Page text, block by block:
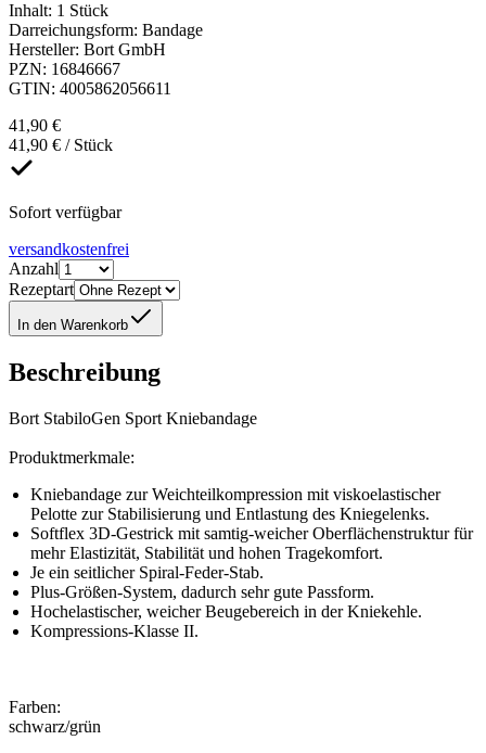
Inhalt: 1 Stück
Darreichungsform: Bandage
Hersteller: Bort GmbH
PZN: 16846667
GTIN: 4005862056611
41,90 €
41,90 € / Stück
Sofort verfügbar
versandkostenfrei
Anzahl
Rezeptart
In den Warenkorb
Beschreibung
Bort StabiloGen Sport Kniebandage
Produktmerkmale:
Kniebandage zur Weichteilkompression mit viskoelastischer
Pelotte zur Stabilisierung und Entlastung des Kniegelenks.
Softflex 3D-Gestrick mit samtig-weicher Oberflächenstruktur für
mehr Elastizität, Stabilität und hohen Tragekomfort.
Je ein seitlicher Spiral-Feder-Stab.
Plus-Größen-System, dadurch sehr gute Passform.
Hochelastischer, weicher Beugebereich in der Kniekehle.
Kompressions-Klasse II.
Farben:
schwarz/grün